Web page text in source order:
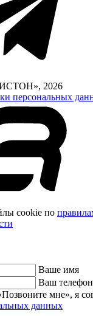
2026
персональных
cookie по
Ваше имя
Ваш телефон
мне», я
данных